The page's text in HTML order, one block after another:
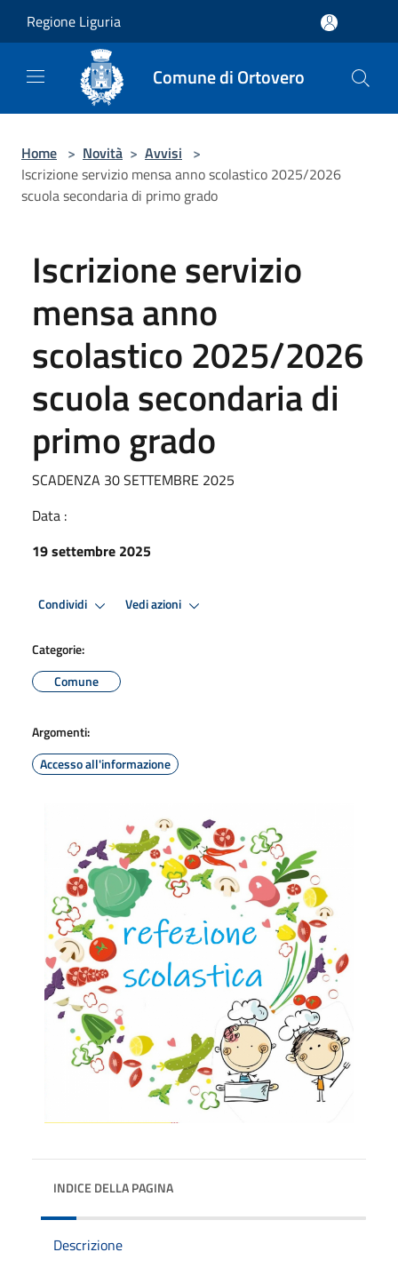
Regione Liguria
Comune di Ortovero
Home > Novità > Avvisi >
Iscrizione servizio mensa anno scolastico 2025/2026
scuola secondaria di primo grado
Iscrizione servizio
mensa anno
scolastico 2025/2026
scuola secondaria di
primo grado
SCADENZA 30 SETTEMBRE 2025
Data :
19 settembre 2025
Condividi Vedi azioni
Categorie:
Comune
Argomenti:
Accesso all'informazione
INDICE DELLA PAGINA
Descrizione